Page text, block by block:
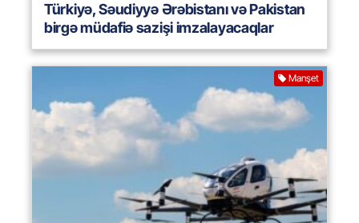
Türkiyə, Səudiyyə Ərəbistanı və Pakistan
birgə müdafiə sazişi imzalayacaqlar
Manşet